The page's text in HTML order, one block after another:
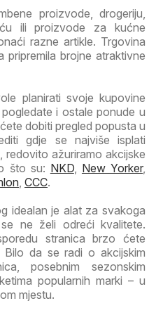
proizvode, drogeriju,
ili proizvode za kućne
razne artikle. Trgovina
brojne atraktivne
planirati svoje kupovine
i ostale ponude u
dobiti pregled popusta u
gdje se najviše isplati
redovito ažuriramo akcijske
što su: NKD, New Yorker,
, CCC.
idealan je alat za svakoga
ne želi odreći kvalitete.
stranica brzo ćete
da se radi o akcijskim
posebnim sezonskim
popularnih marki – u
mjestu.